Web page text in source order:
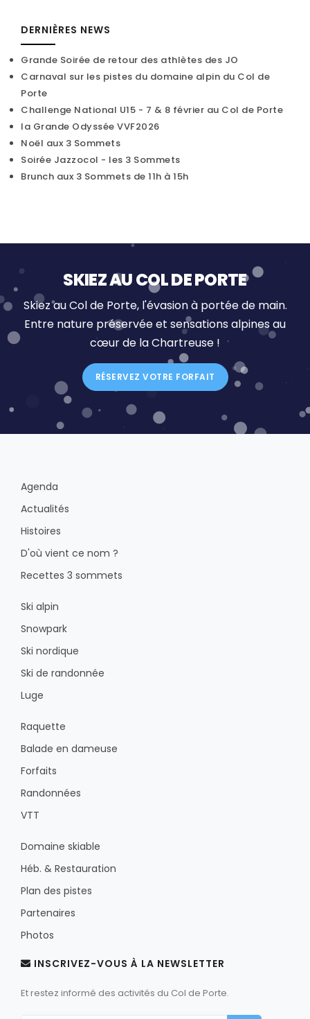
DERNIÈRES NEWS
Grande Soirée de retour des athlètes des JO
Carnaval sur les pistes du domaine alpin du Col de
Porte
Challenge National U15 - 7 & 8 février au Col de Porte
la Grande Odyssée VVF2026
Noël aux 3 Sommets
Soirée Jazzocol - les 3 Sommets
Brunch aux 3 Sommets de 11h à 15h
SKIEZ AU COL DE PORTE
Skiez au Col de Porte, l'évasion à portée de main.
Entre nature préservée et sensations alpines au
cœur de la Chartreuse !
RÉSERVEZ VOTRE FORFAIT
Agenda
Actualités
Histoires
D'où vient ce nom ?
Recettes 3 sommets
Ski alpin
Snowpark
Ski nordique
Ski de randonnée
Luge
Raquette
Balade en dameuse
Forfaits
Randonnées
VTT
Domaine skiable
Héb. & Restauration
Plan des pistes
Partenaires
Photos
INSCRIVEZ-VOUS À LA NEWSLETTER
Et restez informé des activités du Col de Porte.